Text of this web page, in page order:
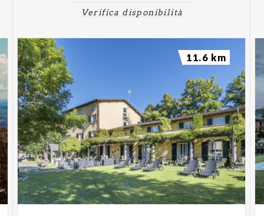
Verifica disponibilità
11.6 km